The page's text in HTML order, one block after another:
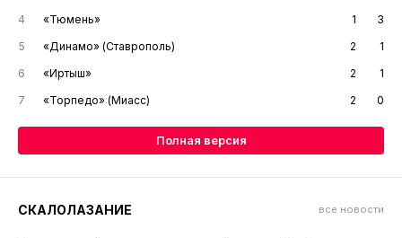
4
«Тюмень» 1
3
5
«Динамо» (Ставрополь) 2
1
6
«Иртыш» 2
1
7
«Торпедо» (Миасс) 2 0
Полная версия
СКАЛОЛАЗАНИЕ все новости